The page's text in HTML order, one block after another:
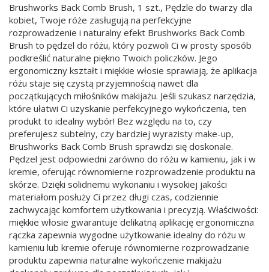
Brushworks Back Comb Brush, 1 szt., Pędzle do twarzy dla
kobiet, Twoje róże zasługują na perfekcyjne
rozprowadzenie i naturalny efekt Brushworks Back Comb
Brush to pędzel do różu, który pozwoli Ci w prosty sposób
podkreślić naturalne piękno Twoich policzków. Jego
ergonomiczny kształt i miękkie włosie sprawiają, że aplikacja
różu staje się czystą przyjemnością nawet dla
początkujących miłośników makijażu. Jeśli szukasz narzędzia,
które ułatwi Ci uzyskanie perfekcyjnego wykończenia, ten
produkt to idealny wybór! Bez względu na to, czy
preferujesz subtelny, czy bardziej wyrazisty make-up,
Brushworks Back Comb Brush sprawdzi się doskonale.
Pędzel jest odpowiedni zarówno do różu w kamieniu, jak i w
kremie, oferując równomierne rozprowadzenie produktu na
skórze. Dzięki solidnemu wykonaniu i wysokiej jakości
materiałom posłuży Ci przez długi czas, codziennie
zachwycając komfortem użytkowania i precyzją. Właściwości:
miękkie włosie gwarantuje delikatną aplikację ergonomiczna
rączka zapewnia wygodne użytkowanie idealny do różu w
kamieniu lub kremie oferuje równomierne rozprowadzanie
produktu zapewnia naturalne wykończenie makijażu